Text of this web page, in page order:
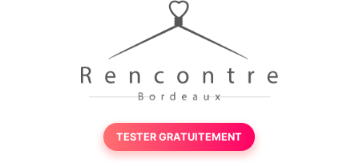
TESTER GRATUITEMENT